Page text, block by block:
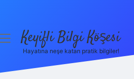
Keyifli Bilgi Köşesi
Hayatına neşe katan pratik bilgiler!